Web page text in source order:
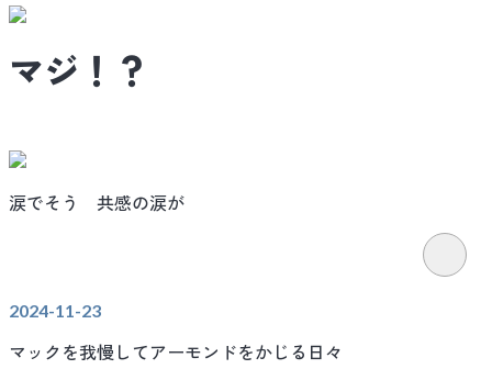
マジ！？
涙でそう 共感の涙が
2024-11-23
マックを我慢してアーモンドをかじる日々